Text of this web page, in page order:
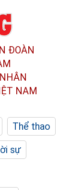
ĐOÀN
NAM
Thể thao
sự